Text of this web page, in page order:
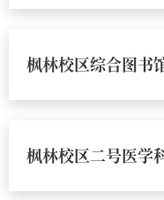
枫林校区综合图书
枫林校区二号医学